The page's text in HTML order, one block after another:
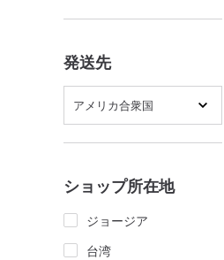
発送先
アメリカ合衆国
ショップ所在地
ジョージア
台湾